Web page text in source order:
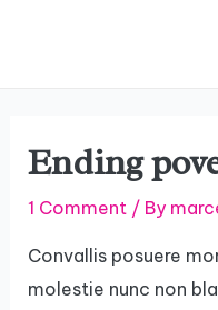
Ending
1 Comment / By
Convallis posuere
molestie nunc non